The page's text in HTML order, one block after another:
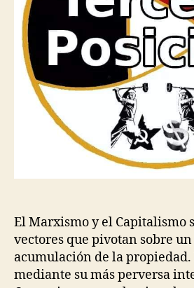
El Marxismo y el Capitalismo
vectores que pivotan sobre
acumulación de la
mediante su más perversa